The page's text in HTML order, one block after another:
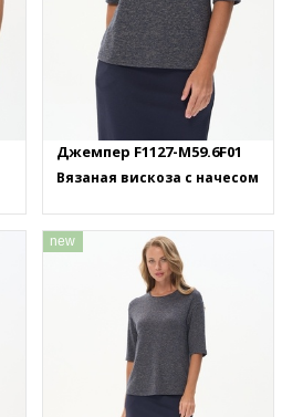
Джемпер F1127-M59.6F01
Вязаная вискоза с начесом
new